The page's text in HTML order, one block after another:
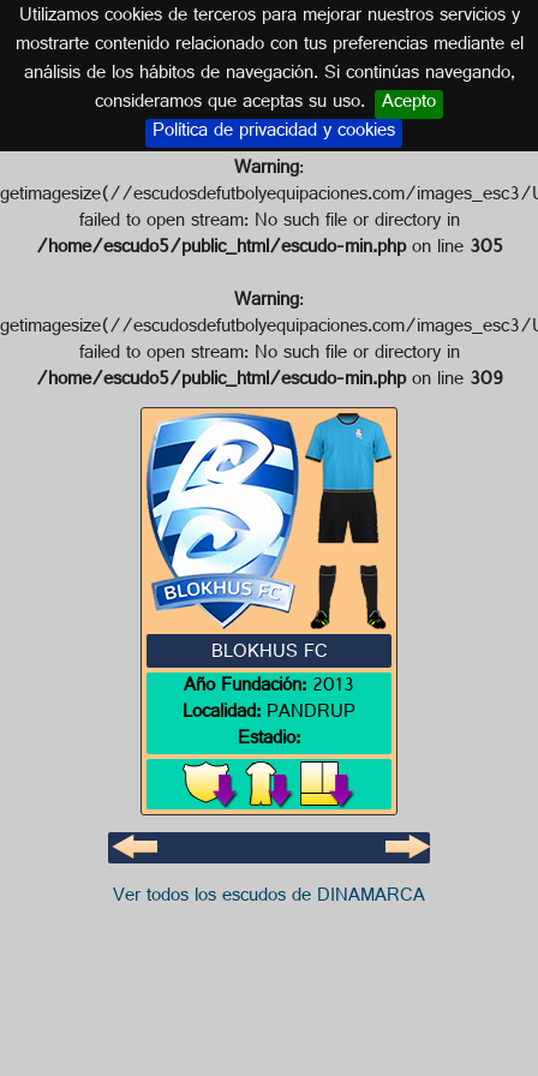
Utilizamos cookies de terceros para mejorar nuestros servicios y
mostrarte contenido relacionado con tus preferencias mediante el
análisis de los hábitos de navegación. Si continúas navegando,
consideramos que aceptas su uso. Acepto
Política de privacidad y cookies
Escudo de BLOKHUS FC
DINAMARCA
Warning:
getimagesize(//escudosdefutbolyequipaciones.com/
failed to open stream: No such file or directory in
/home/escudo5/public_html/escudo-min.phpon line305
Warning:
getimagesize(//escudosdefutbolyequipaciones.com/
failed to open stream: No such file or directory in
/home/escudo5/public_html/escudo-min.phpon line309
BLOKHUS FC
Año Fundación:2013
Localidad:PANDRUP
Estadio:
Ver todos los escudos de DINAMARCA